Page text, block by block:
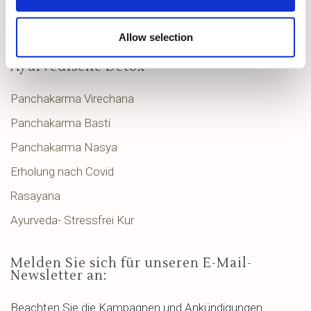
Allow selection
Kontakt
Ayurvedische Detox
Panchakarma Virechana
Panchakarma Basti
Panchakarma Nasya
Erholung nach Covid
Rasayana
Ayurveda- Stressfrei Kur
Melden Sie sich für unseren E-Mail-
Newsletter an:
Beachten Sie die Kampagnen und Ankündigungen